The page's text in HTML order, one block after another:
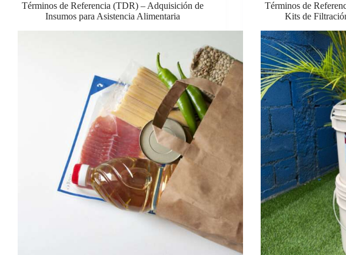
Términos de Referencia (TDR) – Adquisición de
Insumos para Asistencia Alimentaria
Términos de
Kits de